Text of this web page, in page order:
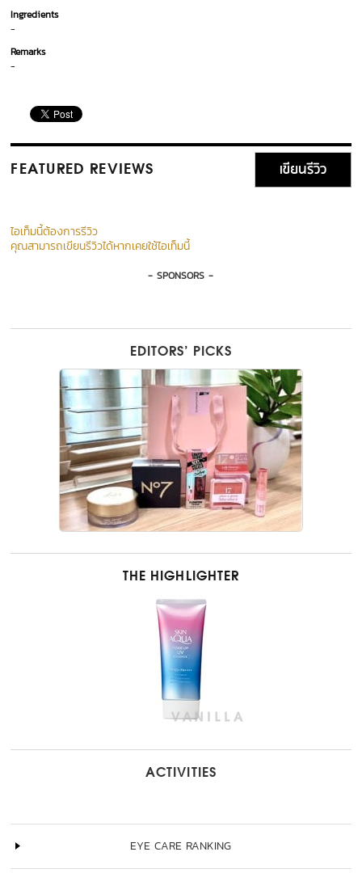
Ingredients
-
Remarks
-
FEATURED REVIEWS เขียนรีวิว
ไอเท็มนี้ต้องการรีวิว
คุณสามารถเขียนรีวิวได้หากเคยใช้ไอเท็มนี้
- SPONSORS -
EDITORS’ PICKS
THE HIGHLIGHTER
ACTIVITIES
EYE CARE RANKING